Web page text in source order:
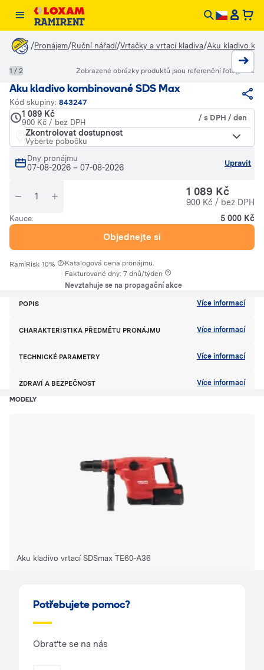
/Pronájem/Ruční nářadí/Vrtačky a vrtací kladiva/Aku kladivo
Aku kladivo kombinované SDS Max
Kód skupiny: 843247
1 089 Kč
900 Kč / bez DPH
/ s DPH / den
Zkontrolovat dostupnost
Vyberte pobočku
Dny pronájmu
07-08-2026 – 07-08-2026 Upravit
1 089 Kč
900 Kč / bez DPH
Kauce: 5 000 Kč
Objednejte si
RamiRisk 10% ·Katalogová cena pronájmu.
Fakturované dny: 7 dnů/týden
Nevztahuje se na propagační akce
1 / 2 Zobrazené obrázky produktů jsou referenční fotografie
POPIS Více informací
CHARAKTERISTIKA PŘEDMĚTU PRONÁJMU Více informací
TECHNICKÉ PARAMETRY Více informací
ZDRAVÍ A BEZPEČNOST Více informací
MODELY
Aku kladivo vrtací SDSmax TE60-A36
Potřebujete pomoc?
Obraťte se na nás